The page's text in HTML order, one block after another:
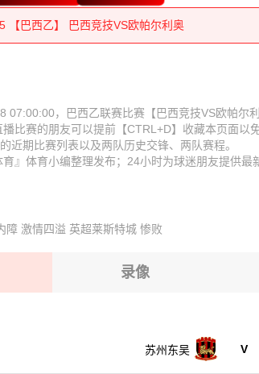
【巴西乙】 巴西竞技VS欧帕尔利奥
【巴西乙】 巴西竞技VS欧帕尔利奥
【巴西乙】 巴西竞技VS欧帕尔利奥
【巴西乙】 巴西竞技VS欧帕尔利奥
【巴西乙】 巴西竞技VS欧帕尔利奥
【巴西乙】 巴西竞技VS欧帕尔利奥
【巴西乙】 巴西竞技VS欧帕尔利奥
【巴西乙】 巴西竞技VS欧帕尔利奥
【巴西乙】 巴西竞技VS欧帕尔利奥
【巴西乙】 巴西竞技VS欧帕尔利奥
，巴西乙联赛比赛【巴西竞技VS欧帕尔利
比赛的朋友可以提前【CTRL+D】收藏本页面以
近期比赛列表以及两队历史交锋、两队赛程。
』体育小编整理发布；24小时为球迷朋友提供最
障 激情四溢 英超莱斯特城 惨败
录像
苏州东吴 V